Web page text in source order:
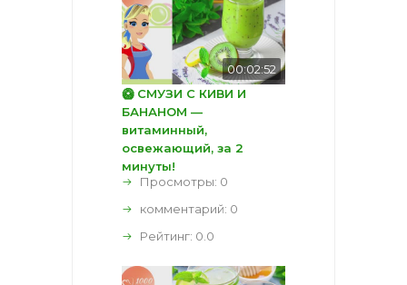
00:02:52
🥝 СМУЗИ С КИВИ И
БАНАНОМ —
витаминный,
освежающий, за 2
минуты!
Просмотры: 0
комментарий: 0
Рейтинг: 0.0